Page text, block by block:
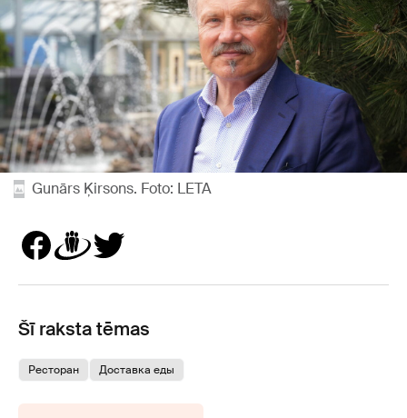
Gunārs Ķirsons. Foto: LETA
Šī raksta tēmas
Ресторан Доставка еды